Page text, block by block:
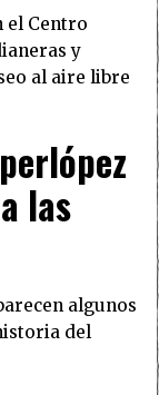
el Centro
y
al aire libre
las
algunos
del